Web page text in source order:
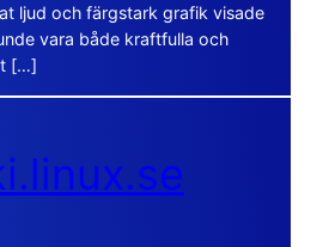
ljud och färgstark grafik visade
vara både kraftfulla och
[…]